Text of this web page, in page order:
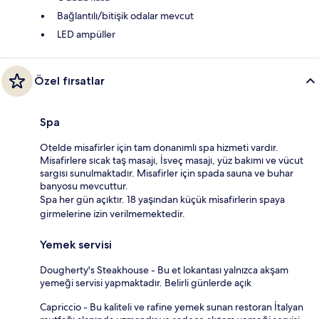
Bağlantılı/bitişik odalar mevcut
LED ampüller
Özel fırsatlar
Spa
Otelde misafirler için tam donanımlı spa hizmeti vardır.
Misafirlere sıcak taş masajı, İsveç masajı, yüz bakımı ve vücut
sargısı sunulmaktadır. Misafirler için spada sauna ve buhar
banyosu mevcuttur.
Spa her gün açıktır. 18 yaşından küçük misafirlerin spaya
girmelerine izin verilmemektedir.
Yemek servisi
Dougherty's Steakhouse - Bu et lokantası yalnızca akşam
yemeği servisi yapmaktadır. Belirli günlerde açık
Capriccio - Bu kaliteli ve rafine yemek sunan restoran İtalyan